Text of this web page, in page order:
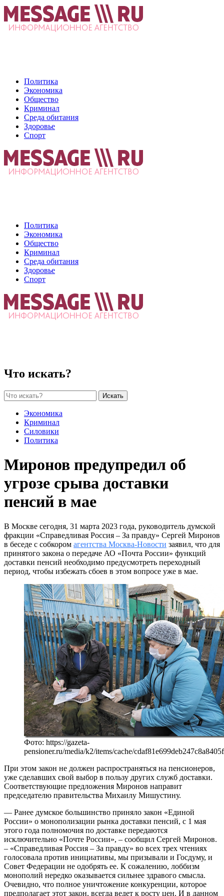
Политика
Экономика
Общество
Криминал
Среда обитания
Здоровье
Спорт
Политика
Экономика
Общество
Криминал
Среда обитания
Здоровье
Спорт
Что искать?
Искать
Экономика
Криминал
Силовики
Политика
Миронов предупредил об
угрозе срыва доставки
пенсий в мае
В Москве сегодня, 31 марта 2023 года, руководитель думской
фракции «Справедливая Россия – За правду» Сергей Миронов
в беседе с собкором агентства Москва-Новости заявил, что для
принятого закона о передаче АО «Почта России» функций
доставки пенсий необходимо предусмотреть переходный
период, чтобы избежать сбоев в этом вопросе уже в мае.
Фото: https://gazeta-
pensioner.ru/media/k2/items/cache/
При этом закон не должен распространяться на пенсионеров,
уже сделавших свой выбор в пользу других служб доставки.
Соответствующие предложения Миронов направит
председателю правительства Михаилу Мишустину.
— Ранее думское большинство приняло закон «Единой
России» о монополизации рынка доставки пенсий, с 1 мая
этого года полномочия по доставке передаются
исключительно «Почте России», – сообщил Сергей Миронов.
– «Справедливая Россия – За правду» во всех трех чтениях
голосовала против инициативы, мы призывали и Госдуму, и
Совет Федерации не одобрять ее. К сожалению, лоббизм
монополий нередко оказывается сильнее здравого смысла.
Очевидно, что полное уничтожение конкуренции, которое
предполагает этот закон, всегда ведет к росту цен. И в данном